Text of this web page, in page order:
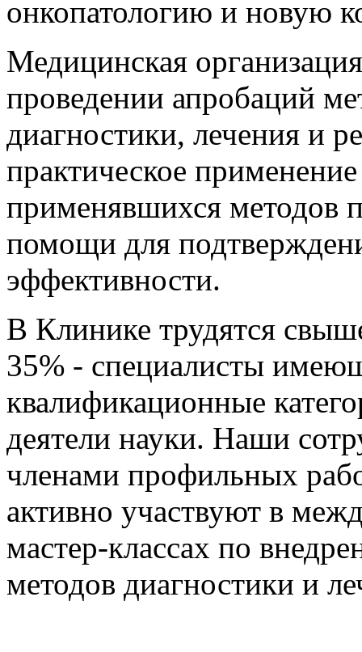
онкопатологию и новую
Медицинская
проведении апробаций
диагностики, лечения и
практическое
применявшихся методов
помощи для
эффективности.
В Клинике трудятся
35% - специалисты
квалификационные
деятели науки. Наши
членами профильных
активно участвуют в
мастер-классах по
методов диагностики и